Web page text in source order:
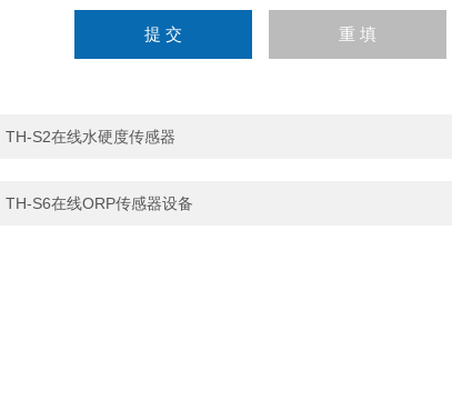
TH-S2在线水硬度传感器
TH-S6在线ORP传感器设备